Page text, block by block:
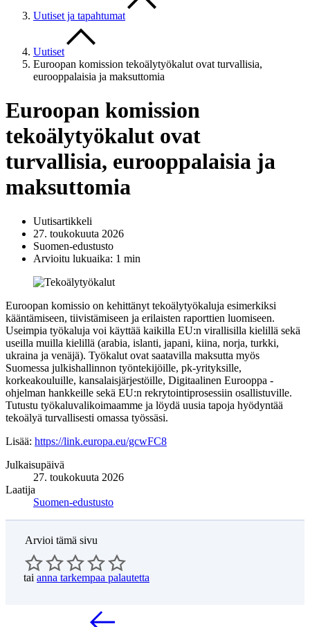
Uutiset ja tapahtumat
Uutiset
Euroopan komission tekoälytyökalut ovat turvallisia,
eurooppalaisia ja maksuttomia
Euroopan komission
tekoälytyökalut ovat
turvallisia, eurooppalaisia ja
maksuttomia
Uutisartikkeli
27. toukokuuta 2026
Suomen-edustusto
Arvioitu lukuaika: 1 min
Euroopan komissio on kehittänyt tekoälytyökaluja esimerkiksi
kääntämiseen, tiivistämiseen ja erilaisten raporttien luomiseen.
Useimpia työkaluja voi käyttää kaikilla EU:n virallisilla kielillä sekä
useilla muilla kielillä (arabia, islanti, japani, kiina, norja, turkki,
ukraina ja venäjä). Työkalut ovat saatavilla maksutta myös
Suomessa julkishallinnon työntekijöille, pk-yrityksille,
korkeakouluille, kansalaisjärjestöille, Digitaalinen Eurooppa -
ohjelman hankkeille sekä EU:n rekrytointiprosessiin osallistuville.
Tutustu työkaluvalikoimaamme ja löydä uusia tapoja hyödyntää
tekoälyä turvallisesti omassa työssäsi.
Lisää: https://link.europa.eu/gcwFC8
Julkaisupäivä
27. toukokuuta 2026
Laatija
Suomen-edustusto
Arvioi tämä sivu
tai anna tarkempaa palautetta